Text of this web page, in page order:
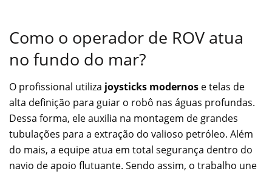
Como o operador de ROV atua
no fundo do mar?
O profissional utiliza joysticks modernos e telas de
alta definição para guiar o robô nas águas profundas.
Dessa forma, ele auxilia na montagem de grandes
tubulações para a extração do valioso petróleo. Além
do mais, a equipe atua em total segurança dentro do
navio de apoio flutuante. Sendo assim, o trabalho une